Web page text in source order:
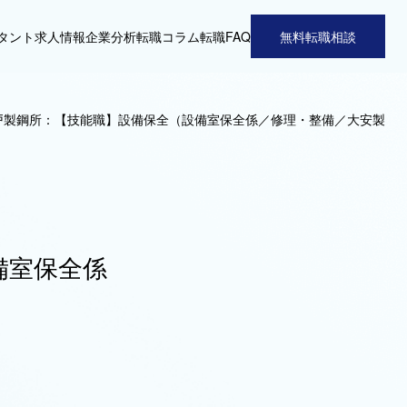
ント求人情報企業分析転職コラム転職FAQ 無料転職相談
鋼所：【技能職】設備保全（設備室保全係／修理・整備／大安製
保全係